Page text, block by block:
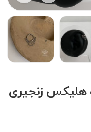
هلیکس زنجیری